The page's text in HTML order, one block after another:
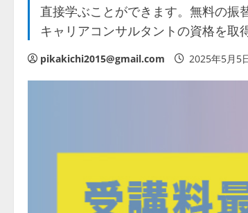
直接学ぶことができます。無料の振
キャリアコンサルタントの資格を取
pikakichi2015@gmail.com 2025年5月5